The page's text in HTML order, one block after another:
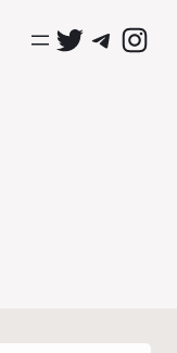
Perfil Oficial no Twitter
Grupo Oficial no
Perfil